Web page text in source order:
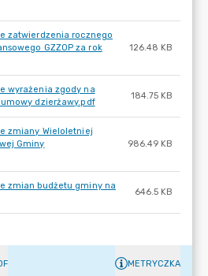
zatwierdzenia rocznego
GZZOP za rok
126.48 KB
wyrażenia zgody na
dzierżawy.pdf
184.75 KB
zmiany Wieloletniej
Gminy
986.49 KB
zmian budżetu gminy na
646.5 KB
METRYCZKA